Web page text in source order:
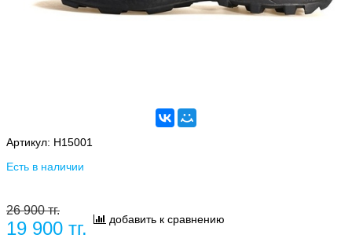
Артикул: H15001
Есть в наличии
26 900 тг.
19 900 тг. добавить к сравнению